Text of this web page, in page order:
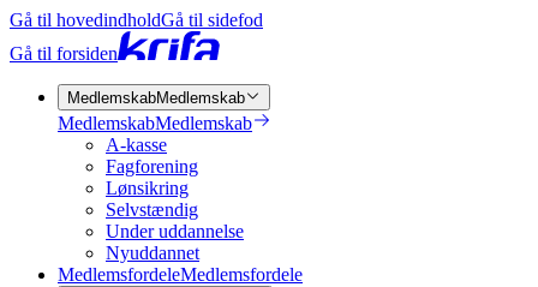
Gå til hovedindholdGå til sidefod
Gå til forsiden
MedlemskabMedlemskab
MedlemskabMedlemskab
A-kasse
Fagforening
Lønsikring
Selvstændig
Under uddannelse
Nyuddannet
MedlemsfordeleMedlemsfordele